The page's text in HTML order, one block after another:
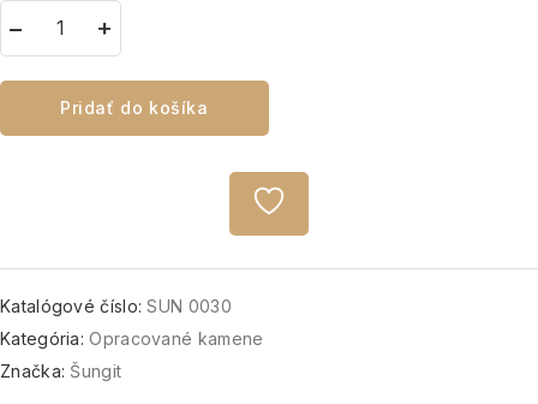
Pridať do košíka
Katalógové číslo:SUN 0030
Kategória:Opracované kamene
Značka: Šungit